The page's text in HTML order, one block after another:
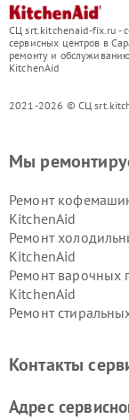
СЦ srt.kitchenaid-fix.ru -
сервисных центров в
ремонту и
KitchenAid
2021-2026 © СЦ
Мы
Ремонт
KitchenAid
Ремонт
KitchenAid
Ремонт варочных
KitchenAid
Ремонт
Контакты
Адрес